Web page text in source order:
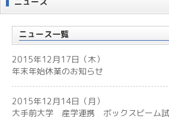
ニュース一覧
2015年12月17日（木）
年末年始休業のお知らせ
2015年12月14日（月）
大手前大学 産学連携 ボックスビーム